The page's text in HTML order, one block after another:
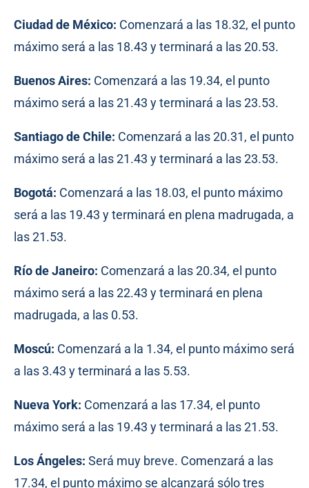
Ciudad de México: Comenzará a las 18.32, el punto
máximo será a las 18.43 y terminará a las 20.53.
Buenos Aires: Comenzará a las 19.34, el punto
máximo será a las 21.43 y terminará a las 23.53.
Santiago de Chile: Comenzará a las 20.31, el punto
máximo será a las 21.43 y terminará a las 23.53.
Bogotá: Comenzará a las 18.03, el punto máximo
será a las 19.43 y terminará en plena madrugada, a
las 21.53.
Río de Janeiro: Comenzará a las 20.34, el punto
máximo será a las 22.43 y terminará en plena
madrugada, a las 0.53.
Moscú: Comenzará a la 1.34, el punto máximo será
a las 3.43 y terminará a las 5.53.
Nueva York: Comenzará a las 17.34, el punto
máximo será a las 19.43 y terminará a las 21.53.
Los Ángeles: Será muy breve. Comenzará a las
17.34, el punto máximo se alcanzará sólo tres